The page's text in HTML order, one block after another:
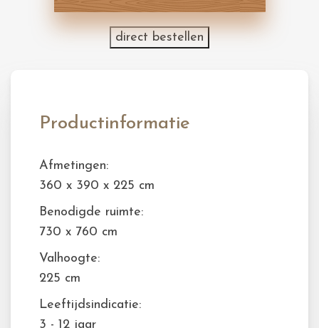
direct bestellen
Productinformatie
Afmetingen:
360 x 390 x 225 cm
Benodigde ruimte:
730 x 760 cm
Valhoogte:
225 cm
Leeftijdsindicatie:
3 - 12 jaar